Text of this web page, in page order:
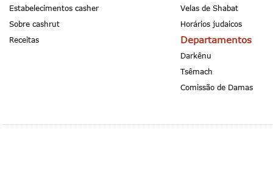
Estabelecimentos casher
Velas de Shabat
Sobre cashrut
Horários judaicos
Receitas
Departamentos
Darkênu
Tsêmach
Comissão de Damas